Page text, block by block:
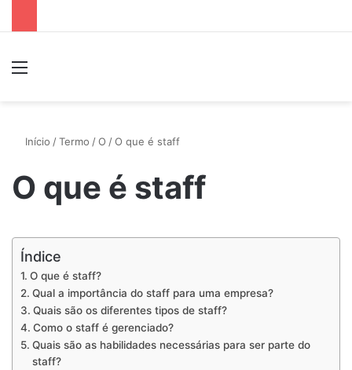
Início /Termo /O /O que é staff
O que é staff
Índice
O que é staff?
Qual a importância do staff para uma empresa?
Quais são os diferentes tipos de staff?
Como o staff é gerenciado?
Quais são as habilidades necessárias para ser parte do
staff?